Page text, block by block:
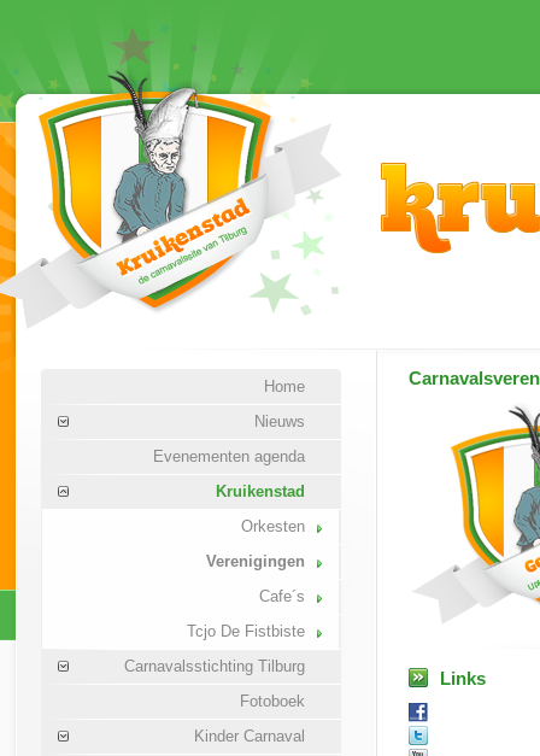
Home
Nieuws
Evenementen agenda
Kruikenstad
Orkesten
Verenigingen
Cafe´s
Tcjo De Fistbiste
Carnavalsstichting Tilburg
Fotoboek
Kinder Carnaval
Links